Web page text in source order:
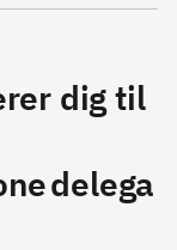
dig til
delega